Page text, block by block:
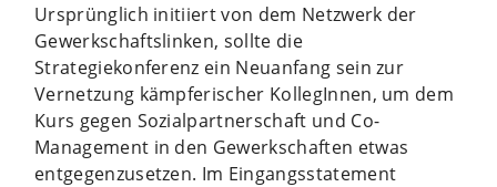
Ursprünglich initiiert von dem Netzwerk der
Gewerkschaftslinken, sollte die
Strategiekonferenz ein Neuanfang sein zur
Vernetzung kämpferischer KollegInnen, um dem
Kurs gegen Sozialpartnerschaft und Co-
Management in den Gewerkschaften etwas
entgegenzusetzen. Im Eingangsstatement